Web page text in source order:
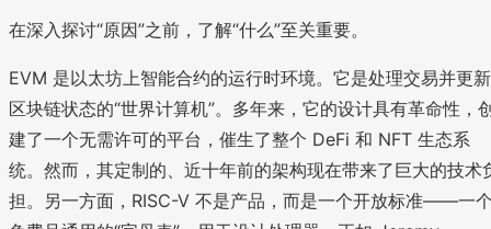
在深入探讨“原因”之前，了解“什么”至关重要。
EVM 是以太坊上智能合约的运行时环境。它是处理交易并更新
区块链状态的“世界计算机”。多年来，它的设计具有革命性，
建了一个无需许可的平台，催生了整个 DeFi 和 NFT 生态系
统。然而，其定制的、近十年前的架构现在带来了巨大的技术
担。另一方面，RISC-V 不是产品，而是一个开放标准——一